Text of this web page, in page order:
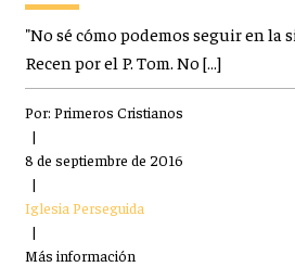
"No sé cómo podemos seguir en la
Recen por el P. Tom. No […]
Por: Primeros Cristianos
|
8 de septiembre de 2016
|
Iglesia Perseguida
|
Más información